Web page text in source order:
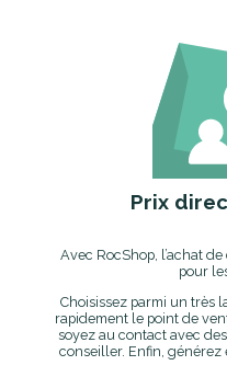
Prix
Avec RocShop, l’achat
pour
Choisissez parmi un très
rapidement le point de
soyez au contact avec
conseiller. Enfin,